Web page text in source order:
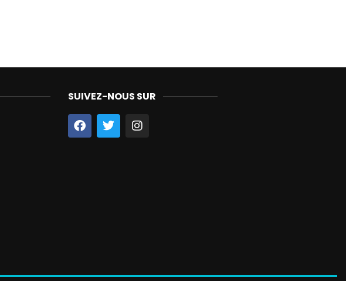
SUIVEZ-NOUS SUR